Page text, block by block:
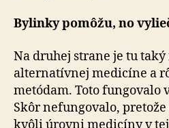
Bylinky pomôžu, no
Na druhej strane je tu
alternatívnej medicíne a
metódam. Toto fungovalo
Skôr nefungovalo,
kvôli úrovni medicíny v